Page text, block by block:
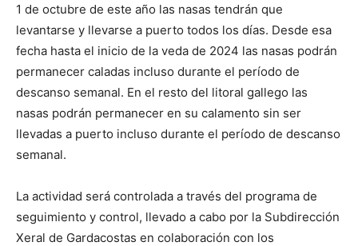
1 de octubre de este año las nasas tendrán que
levantarse y llevarse a puerto todos los días. Desde esa
fecha hasta el inicio de la veda de 2024 las nasas podrán
permanecer caladas incluso durante el período de
descanso semanal. En el resto del litoral gallego las
nasas podrán permanecer en su calamento sin ser
llevadas a puerto incluso durante el período de descanso
semanal.
La actividad será controlada a través del programa de
seguimiento y control, llevado a cabo por la Subdirección
Xeral de Gardacostas en colaboración con los